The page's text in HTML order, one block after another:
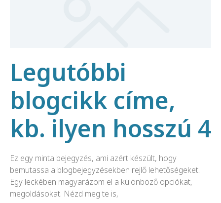
Legutóbbi
blogcikk címe,
kb. ilyen hosszú 4
Ez egy minta bejegyzés, ami azért készült, hogy
bemutassa a blogbejegyzésekben rejlő lehetőségeket.
Egy leckében magyarázom el a különböző opciókat,
megoldásokat. Nézd meg te is,